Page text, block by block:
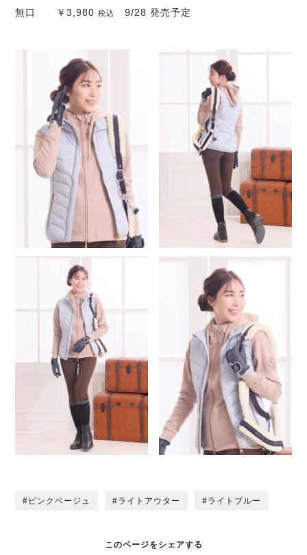
無口 ￥3,980税込 9/28 発売予定
ピンクベージュ ライトアウター ライトブルー
このページをシェアする